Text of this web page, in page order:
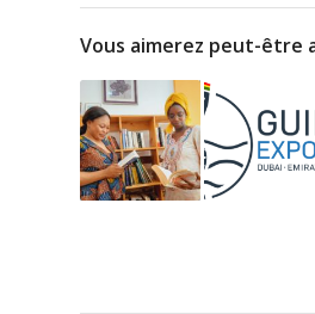
Vous aimerez peut-être